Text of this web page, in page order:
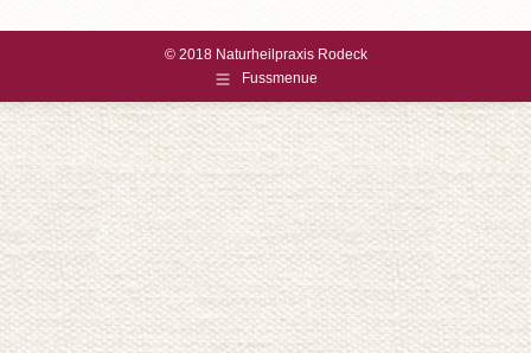
© 2018 Naturheilpraxis Rodeck
Fussmenue